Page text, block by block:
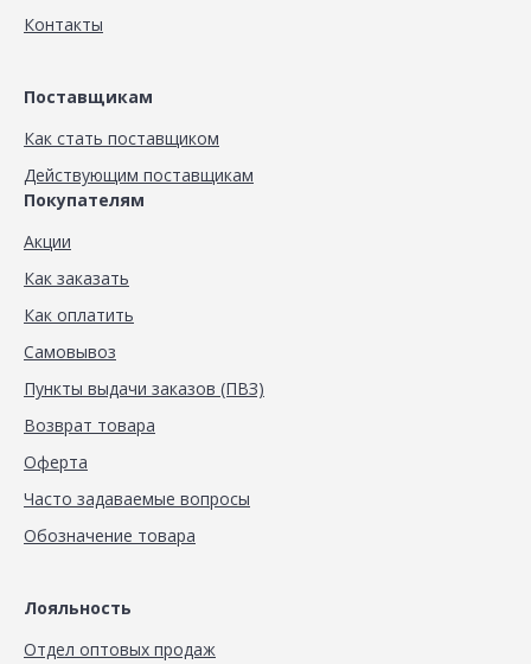
Контакты
Поставщикам
Как стать поставщиком
Действующим поставщикам
Покупателям
Акции
Как заказать
Как оплатить
Самовывоз
Пункты выдачи заказов (ПВЗ)
Возврат товара
Оферта
Часто задаваемые вопросы
Обозначение товара
Лояльность
Отдел оптовых продаж